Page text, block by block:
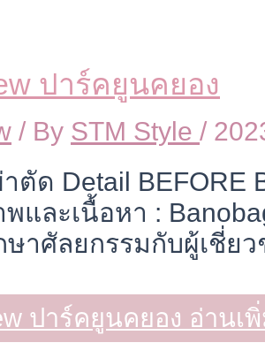
ปาร์คยูนคยอง
/ By STM Style /
ตัด Detail BEFORE
และเนื้อหา :
ษาศัลยกรรมกับผู้เชี่ย
ปาร์คยูนคยอง อ่านเ